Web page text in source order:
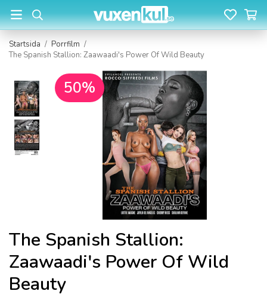
Startsida / Porrfilm /
The Spanish Stallion: Zaawaadi's Power Of Wild Beauty
50%
The Spanish Stallion:
Zaawaadi's Power Of Wild
Beauty